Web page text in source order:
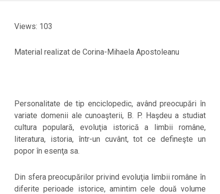
Views: 103
Material realizat de Corina-Mihaela Apostoleanu
Personalitate de tip enciclopedic, având preocupări în
variate domenii ale cunoaşterii, B. P. Haşdeu a studiat
cultura populară, evoluţia istorică a limbii române,
literatura, istoria, într-un cuvânt, tot ce defineşte un
popor în esenţa sa.
Din sfera preocupărilor privind evoluţia limbii române în
diferite perioade istorice, amintim cele două volume